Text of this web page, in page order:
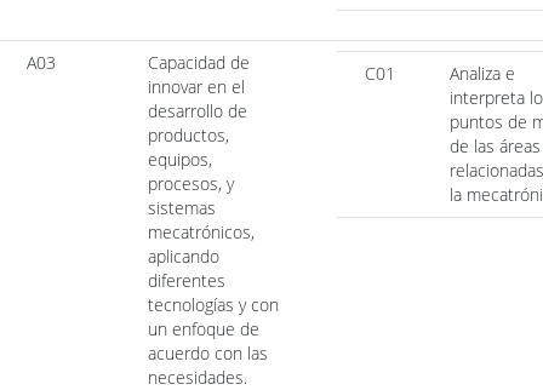
A03
Capacidad de
innovar en el
desarrollo de
productos,
equipos,
procesos, y
sistemas
mecatrónicos,
aplicando
diferentes
tecnologías y con
un enfoque de
acuerdo con las
necesidades.
C01
Analiza e
interpreta
puntos de
de las áreas
la